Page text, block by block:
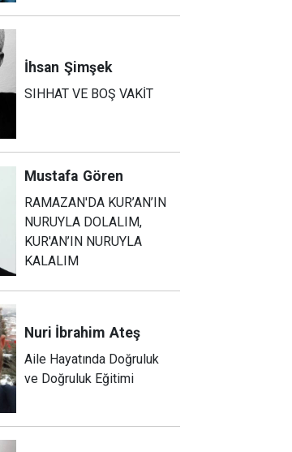
İhsan Şimşek
SIHHAT VE BOŞ VAKİT
Mustafa Gören
RAMAZAN'DA KUR’AN’IN
NURUYLA DOLALIM,
KUR'AN’IN NURUYLA
KALALIM
Nuri İbrahim Ateş
Aile Hayatında Doğruluk
ve Doğruluk Eğitimi